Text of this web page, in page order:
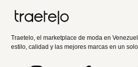
Traetelo, el marketplace de moda en
estilo, calidad y las mejores marcas en un